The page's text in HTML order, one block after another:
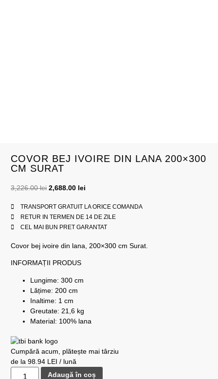
COVOR BEJ IVOIRE DIN LANA 200×300
CM SURAT
3,226.00lei 2,688.00 lei
TRANSPORT GRATUIT LA ORICE COMANDA
RETUR IN TERMEN DE 14 DE ZILE
CEL MAI BUN PRET GARANTAT
Covor bej ivoire din lana, 200×300 cm Surat.
INFORMAȚII PRODUS
Lungime: 300 cm
Lățime: 200 cm
Inaltime: 1 cm
Greutate: 21,6 kg
Material: 100% lana
Cumpără acum, plătește mai târziu
de la 98.94 LEI / lună
Adaugă în coș